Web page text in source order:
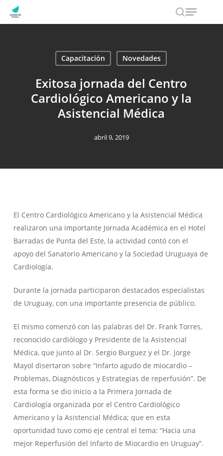
search
Menu
Capacitación Novedades
Exitosa jornada del Centro
Cardiológico Americano y la
Asistencial Médica
abril 9, 2019
El Centro Cardiológico Americano y la Asistencial Médica
realizaron una importante Jornada Académica en el Hotel
Barradas de Punta del Este, la actividad contó con el
apoyo del Sanatorio Americano y la Sociedad Uruguaya de
Cardiología.
Durante la jornada participaron destacados especialistas
de Uruguay, con una importante presencia de público.
El mismo comenzó con las palabras del Dr. Frank Torres,
reconocido cardiólogo y Presidente de la Asistencial
Médica, que junto al Dr. Sergio Burguez y el Dr. Jorge
Mayol disertaron sobre “Infarto agudo de miocardio –
Problemas, Diagnósticos y Estrategias de reperfusión”. De
esta forma se dio inicio a la Primera Jornada de
Cardiología organizada por el Centro Cardiológico
Americano y la Asistencial Médica; que en esta
oportunidad tuvo como eje central el tema: “Hacia una
mejor Reperfusión del Infarto de Miocardio en Uruguay”.